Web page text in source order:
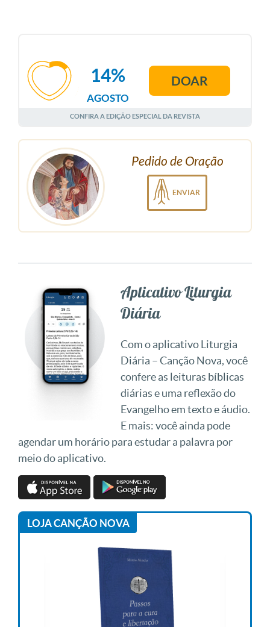
AGOSTO
14% DOAR
CONFIRA A EDIÇÃO ESPECIAL DA REVISTA
Pedido de Oração
ENVIAR
Aplicativo Liturgia
Diária
Com o aplicativo Liturgia
Diária – Canção Nova, você
confere as leituras bíblicas
diárias e uma reflexão do
Evangelho em texto e áudio.
E mais: você ainda pode
agendar um horário para estudar a palavra por
meio do aplicativo.
LOJA CANÇÃO NOVA